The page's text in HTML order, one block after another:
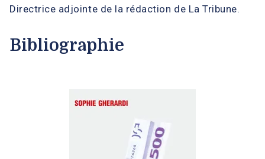
Directrice adjointe de la rédaction de La Tribune.
Bibliographie